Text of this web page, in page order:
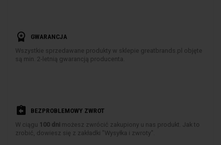
workspace_premium GWARANCJA
Wszystkie sprzedawane produkty w sklepie greatbrands.pl objęte
są min. 2-letnią gwarancją producenta.
assignment_return BEZPROBLEMOWY ZWROT
W ciągu 100 dni możesz zwrócić zakupiony u nas produkt. Jak to
zrobić, dowiesz się z zakładki "Wysyłka i zwroty".